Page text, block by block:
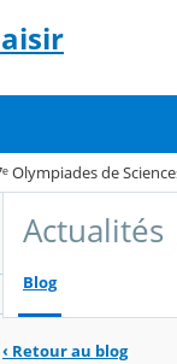
Olympiades de
Actualités
Blog
‹ Retour au blog